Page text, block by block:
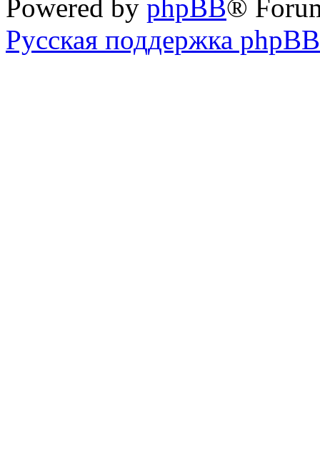
Powered by phpBB®
Русская поддержка phpBB